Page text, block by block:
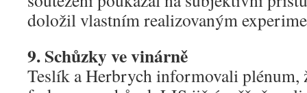
doložil vlastním realizovaným
9. Schůzky ve vinárně
Teslík a Herbrych informovali plénum,